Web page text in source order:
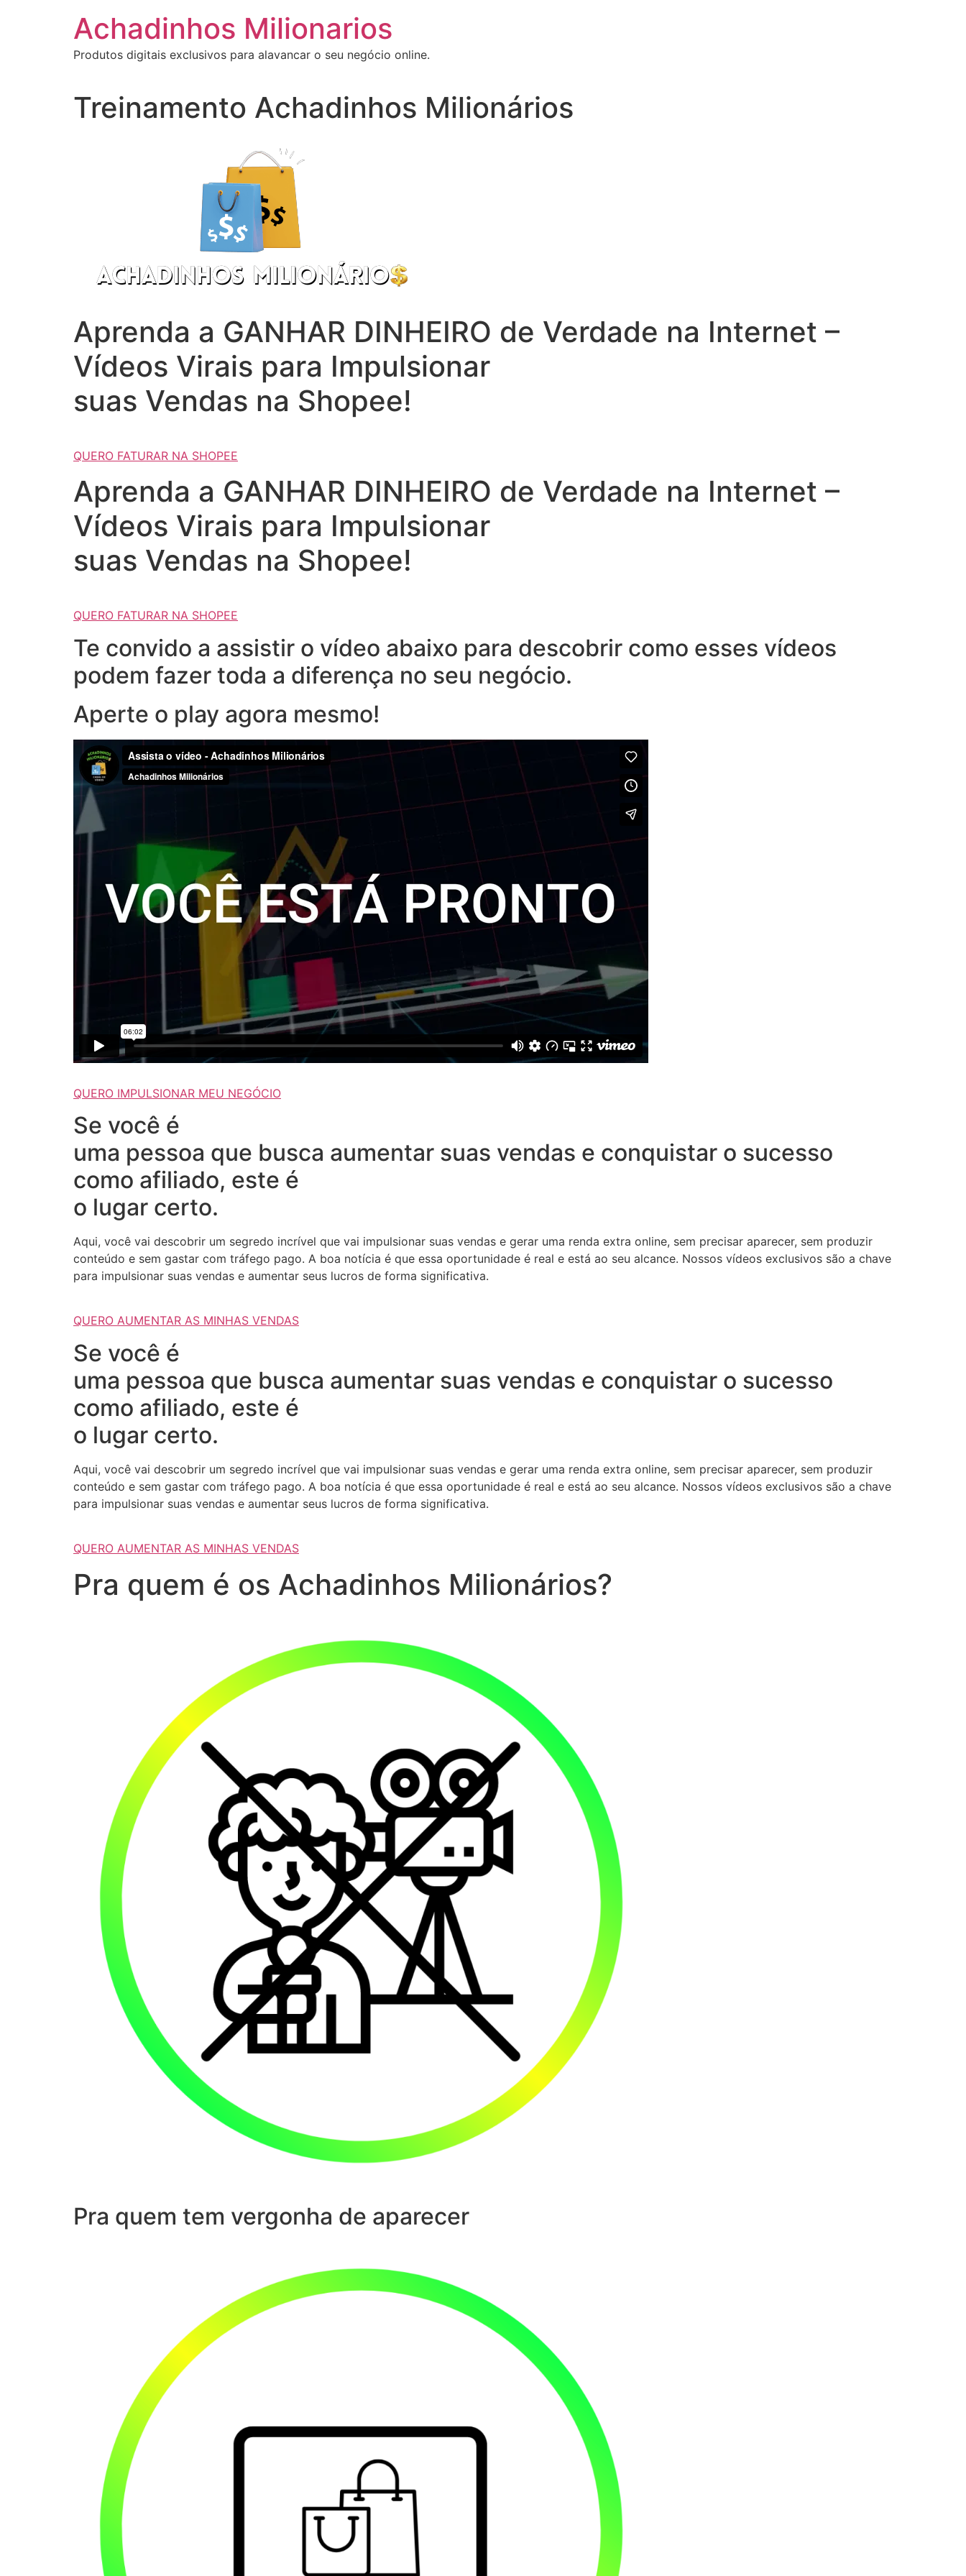
Achadinhos Milionarios
Produtos digitais exclusivos para alavancar o seu negócio online.
Treinamento Achadinhos Milionários
Aprenda a GANHAR DINHEIRO de Verdade na Internet –
Vídeos Virais para Impulsionar
suas Vendas na Shopee!
QUERO FATURAR NA SHOPEE
Aprenda a GANHAR DINHEIRO de Verdade na Internet –
Vídeos Virais para Impulsionar
suas Vendas na Shopee!
QUERO FATURAR NA SHOPEE
Te convido a assistir o vídeo abaixo para descobrir como esses vídeos
podem fazer toda a diferença no seu negócio.
Aperte o play agora mesmo!
QUERO IMPULSIONAR MEU NEGÓCIO
Se você é
uma pessoa que busca aumentar suas vendas e conquistar o sucesso
como afiliado, este é
o lugar certo.
Aqui, você vai descobrir um segredo incrível que vai impulsionar suas vendas e gerar uma renda extra online, sem precisar aparecer, sem produzir
conteúdo e sem gastar com tráfego pago. A boa notícia é que essa oportunidade é real e está ao seu alcance. Nossos vídeos exclusivos são a chave
para impulsionar suas vendas e aumentar seus lucros de forma significativa.
QUERO AUMENTAR AS MINHAS VENDAS
Se você é
uma pessoa que busca aumentar suas vendas e conquistar o sucesso
como afiliado, este é
o lugar certo.
Aqui, você vai descobrir um segredo incrível que vai impulsionar suas vendas e gerar uma renda extra online, sem precisar aparecer, sem produzir
conteúdo e sem gastar com tráfego pago. A boa notícia é que essa oportunidade é real e está ao seu alcance. Nossos vídeos exclusivos são a chave
para impulsionar suas vendas e aumentar seus lucros de forma significativa.
QUERO AUMENTAR AS MINHAS VENDAS
Pra quem é os Achadinhos Milionários?
Pra quem tem vergonha de aparecer